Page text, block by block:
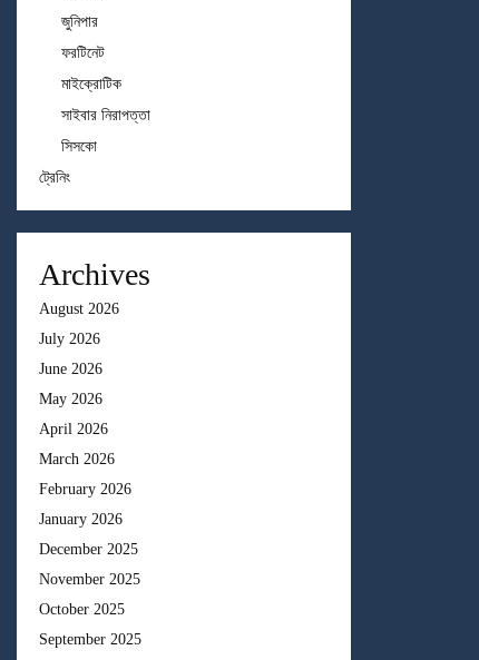
জুনিপার
ফরটিনেট
মাইক্রোটিক
সাইবার নিরাপত্তা
সিসকো
ট্রেনিং
Archives
August 2026
July 2026
June 2026
May 2026
April 2026
March 2026
February 2026
January 2026
December 2025
November 2025
October 2025
September 2025